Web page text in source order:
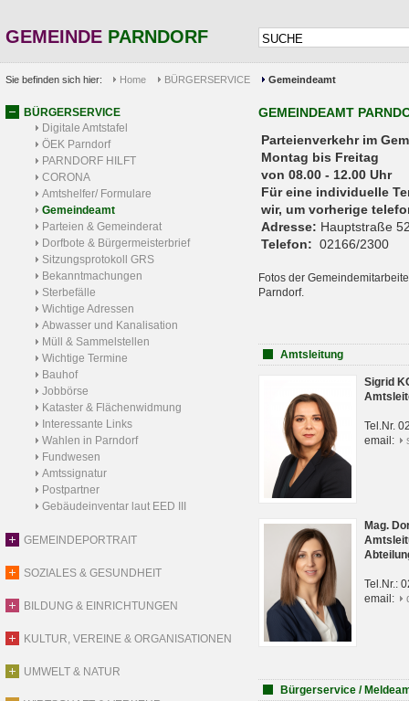
GEMEINDE PARNDORF
Sie befinden sich hier: Home BÜRGERSERVICE Gemeindeamt
BÜRGERSERVICE
Digitale Amtstafel
ÖEK Parndorf
PARNDORF HILFT
CORONA
Amtshelfer/ Formulare
Gemeindeamt
Parteien & Gemeinderat
Dorfbote & Bürgermeisterbrief
Sitzungsprotokoll GRS
Bekanntmachungen
Sterbefälle
Wichtige Adressen
Abwasser und Kanalisation
Müll & Sammelstellen
Wichtige Termine
Bauhof
Jobbörse
Kataster & Flächenwidmung
Interessante Links
Wahlen in Parndorf
Fundwesen
Amtssignatur
Postpartner
Gebäudeinventar laut EED III
GEMEINDEPORTRAIT
SOZIALES & GESUNDHEIT
BILDUNG & EINRICHTUNGEN
KULTUR, VEREINE & ORGANISATIONEN
UMWELT & NATUR
GEMEINDEAMT
Parteienverkehr
Montag bis Freitag
von 08.00 - 12.00 Uhr
Für eine individuelle
wir, um vorherige
Adresse: Hauptstraße
Telefon: 02166/2300
Fotos der
Parndorf.
Amtsleitung
Sigrid
Tel.Nr.
email:
Mag.
Tel.Nr.:
email:
Bürgerservice /